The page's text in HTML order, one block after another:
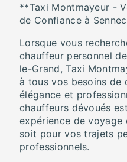
**Taxi Montmayeur -
de Confiance à
Lorsque vous
chauffeur personnel
le-Grand, Taxi
à tous vos besoins de
élégance et
chauffeurs dévoués
expérience de voyage
soit pour vos trajets
professionnels.